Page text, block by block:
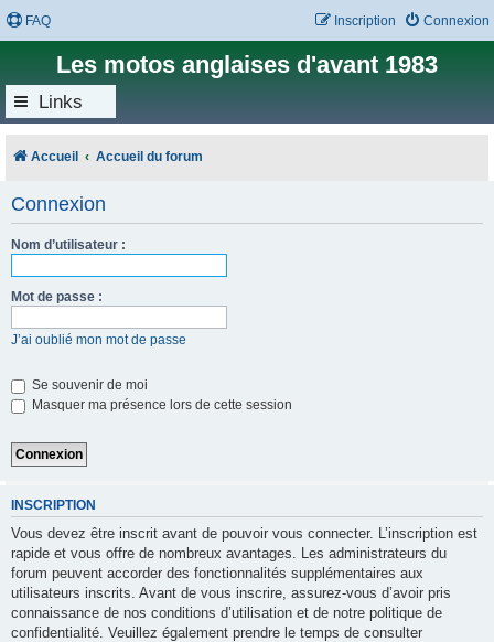
FAQ Connexion
Inscription
Les motos anglaises d'avant 1983
Links
Accueil Accueil du forum
Connexion
Nom d’utilisateur :
Mot de passe :
J’ai oublié mon mot de passe
Se souvenir de moi
Masquer ma présence lors de cette session
INSCRIPTION
Vous devez être inscrit avant de pouvoir vous connecter. L’inscription est
rapide et vous offre de nombreux avantages. Les administrateurs du
forum peuvent accorder des fonctionnalités supplémentaires aux
utilisateurs inscrits. Avant de vous inscrire, assurez-vous d’avoir pris
connaissance de nos conditions d’utilisation et de notre politique de
confidentialité. Veuillez également prendre le temps de consulter